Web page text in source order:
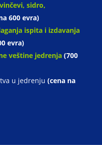
sidro,
600 evra)
ispita i izdavanja
evra)
veštine jedrenja (700
u jedrenju (cena na